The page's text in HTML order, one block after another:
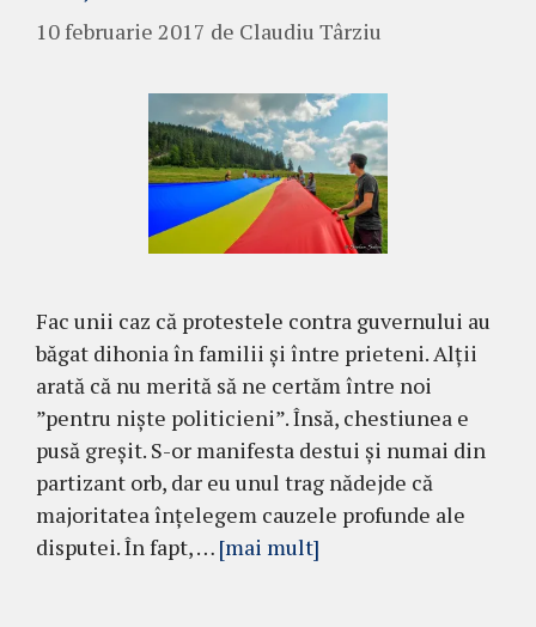
10 februarie 2017 de Claudiu Târziu
Fac unii caz că protestele contra guvernului au
băgat dihonia în familii și între prieteni. Alții
arată că nu merită să ne certăm între noi
”pentru niște politicieni”. Însă, chestiunea e
pusă greșit. S-or manifesta destui și numai din
partizant orb, dar eu unul trag nădejde că
majoritatea înțelegem cauzele profunde ale
disputei. În fapt, … [mai mult]